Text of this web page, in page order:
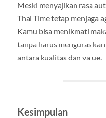
Meski menyajikan rasa
Thai Time tetap menjaga
Kamu bisa menikmati
tanpa harus menguras
antara kualitas dan value.
Kesimpulan